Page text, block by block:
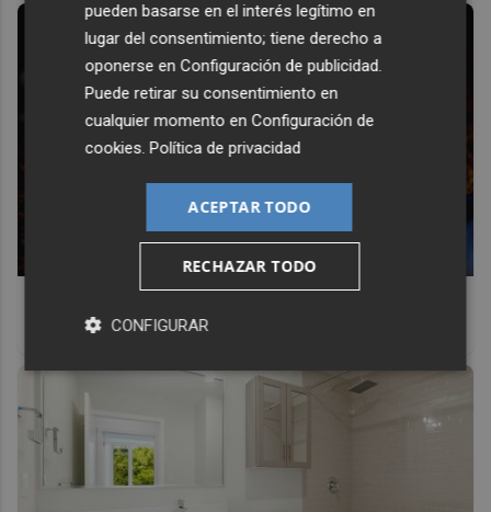
Prepárate para alucinar con estas criaturas
pueden basarse en el interés legítimo en
lugar del consentimiento; tiene derecho a
oponerse enConfiguración de publicidad.
Puede retirar su consentimiento en
cualquier momento enConfiguración de
cookies.Política de privacidad
ACEPTAR TODO
RECHAZAR TODO
CONFIGURAR